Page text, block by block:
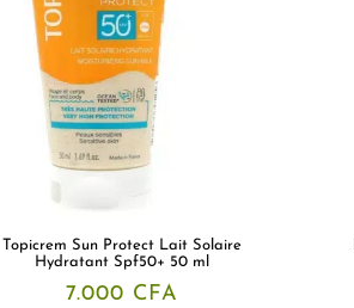
Topicrem Sun Protect Lait Solaire
Hydratant Spf50+ 50 ml
7.000 CFA